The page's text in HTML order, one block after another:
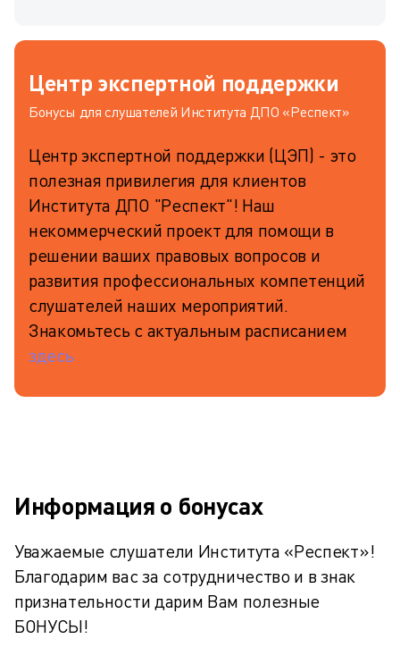
Центр экспертной поддержки
Бонусы для слушателей Института ДПО «Респект»
Центр экспертной поддержки (ЦЭП) - это
полезная привилегия для клиентов
Института ДПО "Респект"! Наш
некоммерческий проект для помощи в
решении ваших правовых вопросов и
развития профессиональных компетенций
слушателей наших мероприятий.
Знакомьтесь с актуальным расписанием
здесь
Информация о бонусах
Уважаемые слушатели Института «Респект»!
Благодарим вас за сотрудничество и в знак
признательности дарим Вам полезные
БОНУСЫ!